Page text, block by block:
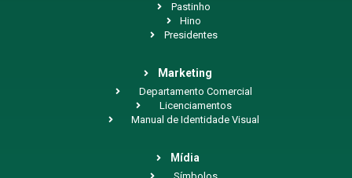
Pastinho
Hino
Presidentes
Marketing
Departamento Comercial
Licenciamentos
Manual de Identidade Visual
Mídia